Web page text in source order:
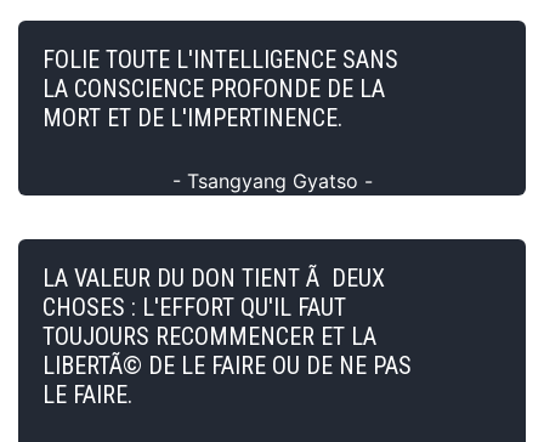
FOLIE TOUTE L'INTELLIGENCE SANS
LA CONSCIENCE PROFONDE DE LA
MORT ET DE L'IMPERTINENCE.
- Tsangyang Gyatso -
LA VALEUR DU DON TIENT Ã DEUX
CHOSES : L'EFFORT QU'IL FAUT
TOUJOURS RECOMMENCER ET LA
LIBERTÃ© DE LE FAIRE OU DE NE PAS
LE FAIRE.